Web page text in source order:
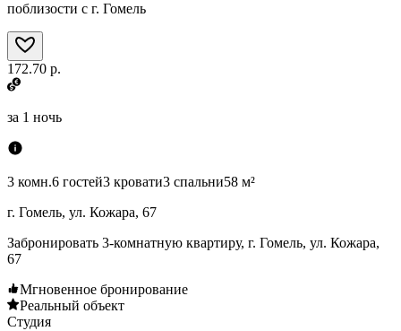
поблизости с г. Гомель
172.70 р.
за 1 ночь
3 комн.6 гостей3 кровати3 спальни58 м²
г. Гомель, ул. Кожара, 67
Забронировать 3-комнатную квартиру, г. Гомель, ул. Кожара,
67
Мгновенное бронирование
Реальный объект
Студия